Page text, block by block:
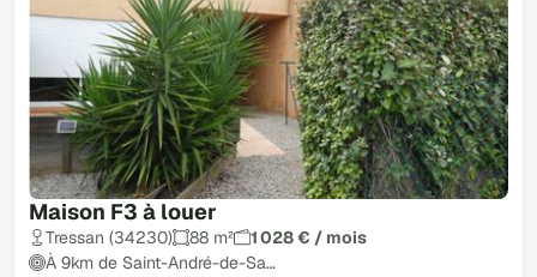
Maison F3 à louer
Tressan (34230) 88 m²
1 028 € / mois
À 9km de Saint-André-de-Sa…